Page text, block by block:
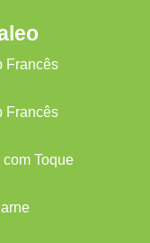
Francês
Francês
Toque